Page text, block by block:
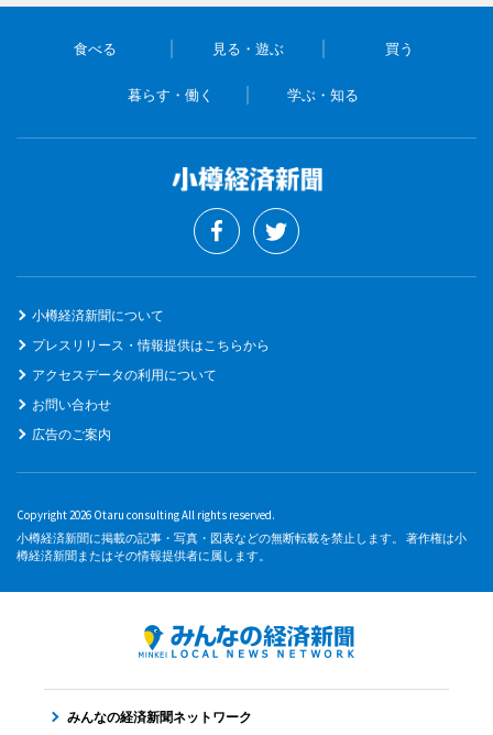
食べる 見る・遊ぶ 買う
暮らす・働く 学ぶ・知る
小樽経済新聞について
プレスリリース・情報提供はこちらから
アクセスデータの利用について
お問い合わせ
広告のご案内
Copyright 2026 Otaru consulting All rights reserved.
小樽経済新聞に掲載の記事・写真・図表などの無断転載を禁止します。 著作権は小
樽経済新聞またはその情報提供者に属します。
みんなの経済新聞ネットワーク